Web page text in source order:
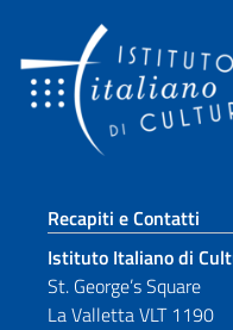
Sezione
Recapiti e Contatti
Istituto Italiano di
St. George’s Square
La Valletta VLT 1190